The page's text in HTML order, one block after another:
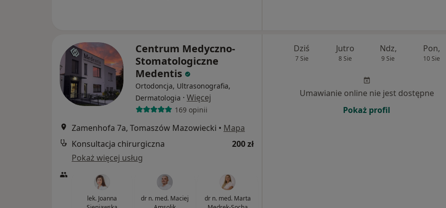
Centrum Medyczno-
Stomatologiczne
Medentis
Ortodoncja, Ultrasonografia,
Dermatologia · Więcej
169 opinii
Zamenhofa 7a, Tomaszów Mazowiecki • Mapa
Konsultacja chirurgiczna
200 zł
Pokaż więcej usług
lek. Joanna
dr n. med. Maciej
dr n. med. Marta
Dziś
7 Sie
Jutro
8 Sie
Ndz,
9 Sie
Pon,
10 Sie
Umawianie online nie jest dostępne
Pokaż profil